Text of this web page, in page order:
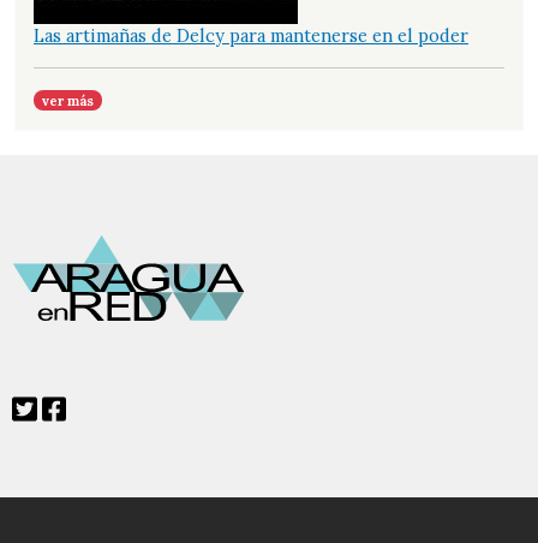
Las artimañas de Delcy para mantenerse en el poder
ver más